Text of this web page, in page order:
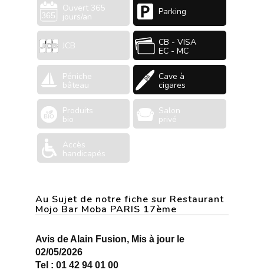
Ouvert 365
jours/an Parking
JCB CB - VISA
EC - MC
Péniche
bâteau
Cave à
cigares
Produits
bio
Salon
privé
Accès
handicapés
Au Sujet de notre fiche sur Restaurant
Mojo Bar Moba PARIS 17ème
Avis de Alain Fusion, Mis à jour le
02/05/2026
Tel : 01 42 94 01 00